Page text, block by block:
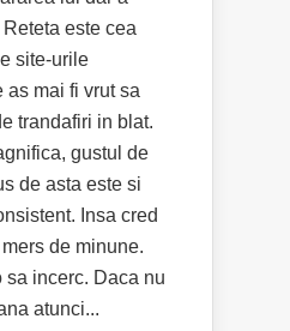
este cea
site-urile
as mai fi vrut sa
trandafiri in blat.
gustul de
de asta este si
Insa cred
de minune.
sa incerc. Daca nu
atunci...